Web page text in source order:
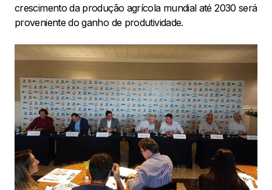
crescimento da produção agrícola mundial até 2030 será
proveniente do ganho de produtividade.